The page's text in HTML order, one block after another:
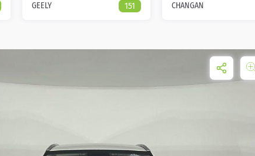
GEELY 151 CHANGAN